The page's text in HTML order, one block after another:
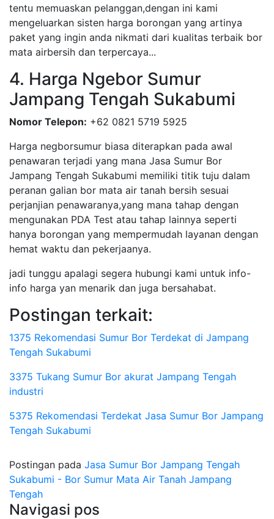
tentu memuaskan pelanggan,dengan ini kami
mengeluarkan sisten harga borongan yang artinya
paket yang ingin anda nikmati dari kualitas terbaik bor
mata airbersih dan terpercaya...
4. Harga Ngebor Sumur
Jampang Tengah Sukabumi
Nomor Telepon: +62 0821 5719 5925
Harga negborsumur biasa diterapkan pada awal
penawaran terjadi yang mana Jasa Sumur Bor
Jampang Tengah Sukabumi memiliki titik tuju dalam
peranan galian bor mata air tanah bersih sesuai
perjanjian penawaranya,yang mana tahap dengan
mengunakan PDA Test atau tahap lainnya seperti
hanya borongan yang mempermudah layanan dengan
hemat waktu dan pekerjaanya.
jadi tunggu apalagi segera hubungi kami untuk info-
info harga yan menarik dan juga bersahabat.
Postingan terkait:
1375 Rekomendasi Sumur Bor Terdekat di Jampang
Tengah Sukabumi
3375 Tukang Sumur Bor akurat Jampang Tengah
industri
5375 Rekomendasi Terdekat Jasa Sumur Bor Jampang
Tengah Sukabumi
Postingan pada Jasa Sumur Bor Jampang Tengah
Sukabumi - Bor Sumur Mata Air Tanah Jampang
Tengah
Navigasi pos